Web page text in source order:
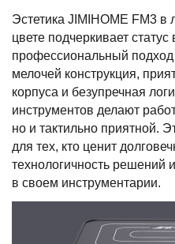
Эстетика JIMIHOME FM3
цвете подчеркивает
профессиональный
мелочей конструкция,
корпуса и безупречная
инструментов делают
но и тактильно приятной.
для тех, кто ценит
технологичность решений
в своем инструментарии.